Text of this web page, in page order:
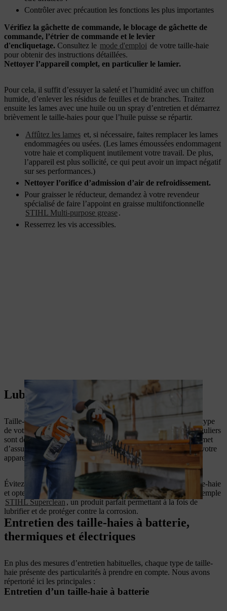
Contrôler avec précaution les fonctions les plus importantes
Vérifiez la gâchette de commande, le blocage de gâchette de
commande, l’étrier de commande et le levier
d'encliquetage. Consultez le mode d'emploi de votre taille-haie
pour obtenir des instructions détaillées.
Nettoyer l’appareil complet, en particulier le lamier.
Pour cela, il suffit d’essuyer la saleté et l’humidité avec un chiffon
humide, d’enlever les résidus de feuilles et de branches. Traitez
ensuite les lames avec une huile ou un spray d’entretien et démarrez
brièvement le taille-haies pour que l’huile puisse se répartir.
Affûtez les lames et, si nécessaire, faites remplacer les lames
endommagées ou usées. (Les lames émoussées endommagent
votre haie et compliquent inutilement votre travail. De plus,
l’appareil est plus sollicité, ce qui peut avoir un impact négatif
sur ses performances.)
Nettoyer l’orifice d’admission d’air de refroidissement.
Pour graisser le réducteur, demandez à votre revendeur
spécialisé de faire l’appoint en graisse multifonctionnelle
STIHL Multi-purpose grease.
Resserrez les vis accessibles.
Lubrifier et graisser un taille-haie
Taille-haie à batterie, thermique ou électrique : peu importe le type
de votre taille-haie STIHL, sa lubrification et son graissage réguliers
sont des tâches qui en valent la peine. Un entretien correct permet
d’assurer la mobilité du lamier et d’augmenter la longévité de votre
appareil.
Évitez d’utiliser de l’huile dégrippante pour lubrifier votre taille-haie
et optez plutôt pour une huile spéciale pour taille-haies. Par exemple
STIHL Superclean, un produit parfait permettant à la fois de
lubrifier et de protéger contre la corrosion.
Entretien des taille-haies à batterie,
thermiques et électriques
En plus des mesures d’entretien habituelles, chaque type de taille-
haie présente des particularités à prendre en compte. Nous avons
répertorié ici les principales :
Entretien d’un taille-haie à batterie